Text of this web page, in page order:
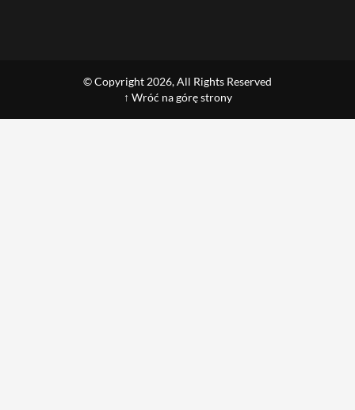
© Copyright 2026, All Rights Reserved
↑ Wróć na górę strony